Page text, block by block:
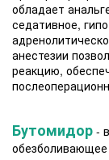
обладает
седативное,
анестезии
реакцию,
Бутомидор -